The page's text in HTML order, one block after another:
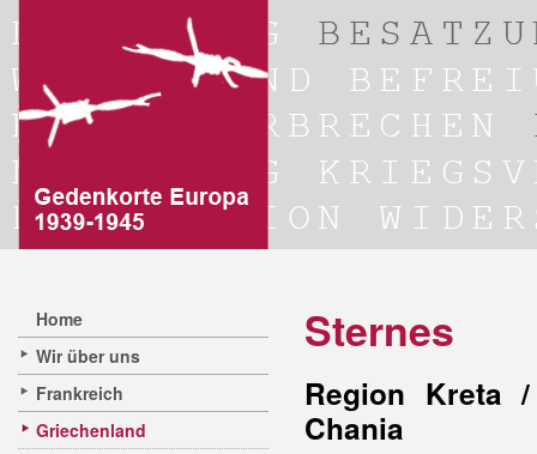
Home
Wir über uns
Frankreich
Griechenland
Sternes
Region Kreta
Chania